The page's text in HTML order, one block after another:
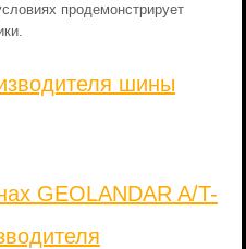
продемонстрирует
шины
GEOLANDAR A/T-